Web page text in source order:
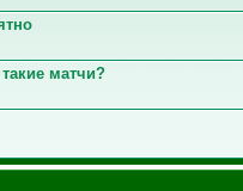
матчи?